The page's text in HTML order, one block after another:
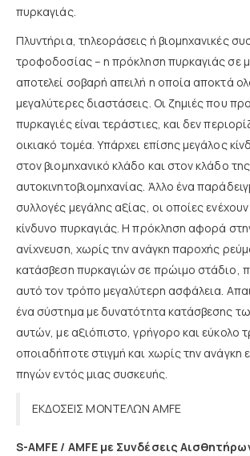
πυρκαγιάς.
Πλυντήρια, τηλεοράσεις ή βιομηχανικές
τροφοδοσίας – η πρόκληση πυρκαγιάς σε
αποτελεί σοβαρή απειλή η οποία αποκτά
μεγαλύτερες διαστάσεις. Οι ζημιές που
πυρκαγιές είναι τεράστιες, και δεν
οικιακό τομέα. Υπάρχει επίσης μεγάλος
στον βιομηχανικό κλάδο και στον κλάδο της
αυτοκινητοβιομηχανίας. Άλλο ένα
συλλογές μεγάλης αξίας, οι οποίες
κίνδυνο πυρκαγιάς. Η πρόκληση αφορά
ανίχνευση, χωρίς την ανάγκη παροχής
κατάσβεση πυρκαγιών σε πρώιμο στάδιο,
αυτό τον τρόπο μεγαλύτερη ασφάλεια.
ένα σύστημα με δυνατότητα κατάσβεσης
αυτών, με αξιόπιστο, γρήγορο και εύκολο
οποιαδήποτε στιγμή και χωρίς την ανάγκη
πηγών εντός μιας συσκευής.
ΕΚΔΟΣΕΙΣ ΜΟΝΤΕΛΩΝ AMFE
S-AMFE / AMFE με Συνδέσεις